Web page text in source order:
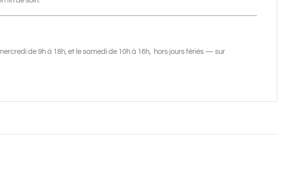
de 9h à 18h, et le samedi de 10h à 16h, hors jours fériés — sur